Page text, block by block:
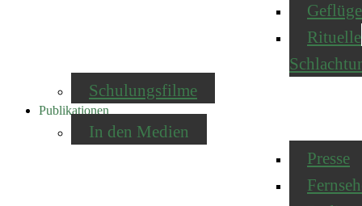
Rituelle
Schulungsfilme
Publikationen
In den Medien
Presse